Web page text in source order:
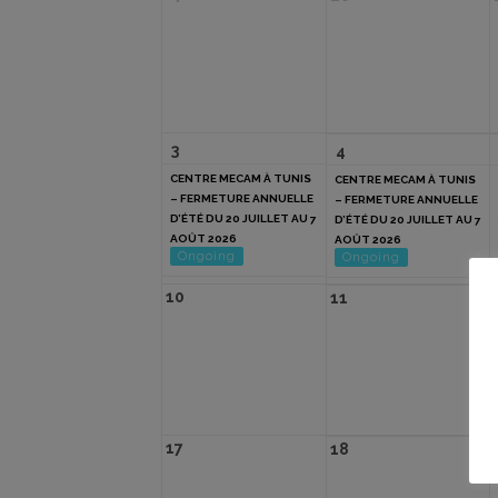
3
CENTRE MECAM À TUNIS
– FERMETURE ANNUELLE
D’ÉTÉ DU 20 JUILLET AU 7
AOÛT 2026
Ongoing
CENTRE MECAM À TUNIS
4
CENTRE MECAM À TUNIS
– FERMETURE ANNUELLE
D’ÉTÉ DU 20 JUILLET AU 7
AOÛT 2026
Ongoing
CENTRE MECAM À TUNIS
10 11
17 18